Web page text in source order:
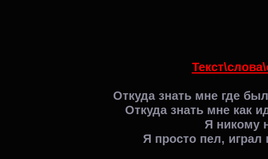
Откуда знать мне где
Откуда знать мне как
Я никому
Я просто пел,